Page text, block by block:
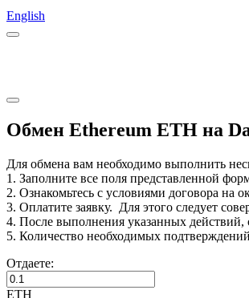
English
Обмен Ethereum ETH на
Для обмена вам необходимо выполнить
1. Заполните все поля представленной
2. Ознакомьтесь с условиями договора на
3. Оплатите заявку. Для этого следует
4. После выполнения указанных действий,
5. Количество необходимых
Отдаете:
ETH